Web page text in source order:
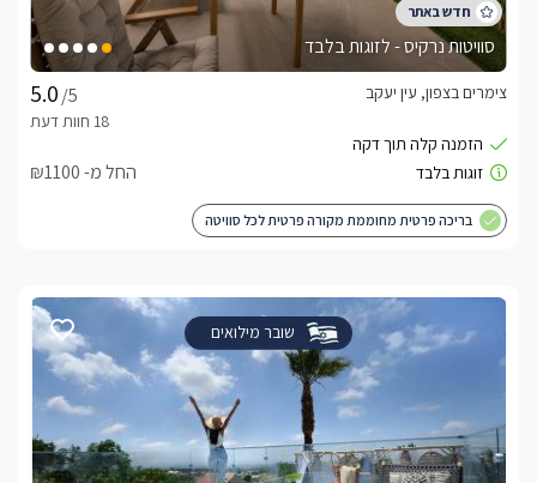
סוויטות נרקיס - לזוגות בלבד
/5
צימרים בצפון, עין יעקב
החל מ- ₪1100
בריכה פרטית מחוממת מקורה פרטית לכל סוויטה
שובר מילואים